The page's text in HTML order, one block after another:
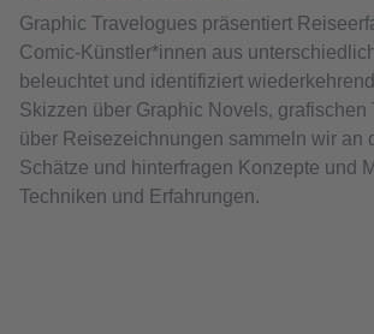
Graphic Travelogues präsentiert
Comic-Künstler*innen aus
beleuchtet und identifiziert
Skizzen über Graphic Novels, grafischen
über Reisezeichnungen sammeln wir an
Schätze und hinterfragen Konzepte und
Techniken und Erfahrungen.